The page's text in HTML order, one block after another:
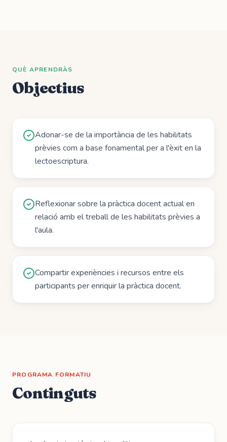
QUÈ APRENDRÀS
Objectius
Adonar-se de la importància de les habilitats
prèvies com a base fonamental per a l'èxit en la
lectoescriptura.
Reflexionar sobre la pràctica docent actual en
relació amb el treball de les habilitats prèvies a
l'aula.
Compartir experiències i recursos entre els
participants per enriquir la pràctica docent.
PROGRAMA FORMATIU
Continguts